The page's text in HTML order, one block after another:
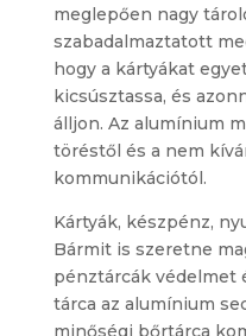
meglepően nagy
szabadalmaztatott
hogy a kártyákat
kicsúsztassa, és
álljon. Az alumínium
töréstől és a nem
kommunikációtól.
Kártyák, készpénz,
Bármit is szeretne
pénztárcák védelmet
tárca az alumínium
minőségi bőrtárca